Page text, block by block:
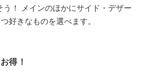
う！ メインのほかにサイド・デザー
好きなものを選べます。
得！